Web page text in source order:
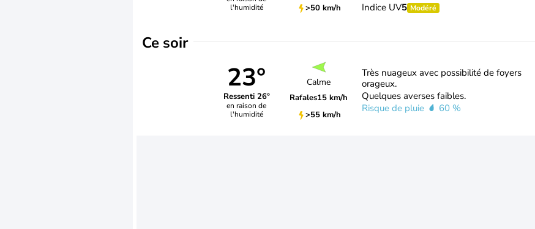
l'humidité
>50 km/h
Indice UV5 Modéré
Ce soir
23°
Ressenti 26°
en raison de
l'humidité
Calme
Rafales15 km/h
>55 km/h
Très nuageux avec possibilité de foyers
orageux.
Quelques averses faibles.
Risque de pluie
60 %